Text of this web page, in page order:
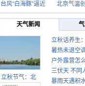
台风“白海豚”逼近
北京气温
天气新闻
立秋节气：北
立秋话养生
先清暑再防
暑热未退空
肩颈不酸痛
户外露营怎
攻略请收好
三伏天 不同
请收好
暴雨天遇积